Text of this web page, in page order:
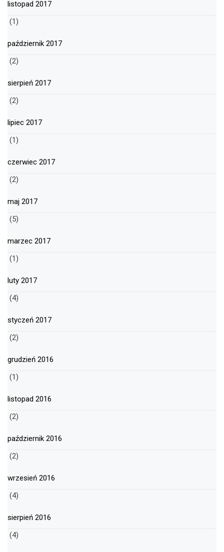
listopad 2017
(1)
październik 2017
(2)
sierpień 2017
(2)
lipiec 2017
(1)
czerwiec 2017
(2)
maj 2017
(5)
marzec 2017
(1)
luty 2017
(4)
styczeń 2017
(2)
grudzień 2016
(1)
listopad 2016
(2)
październik 2016
(2)
wrzesień 2016
(4)
sierpień 2016
(4)